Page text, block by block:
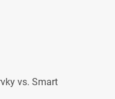
vs. Smart